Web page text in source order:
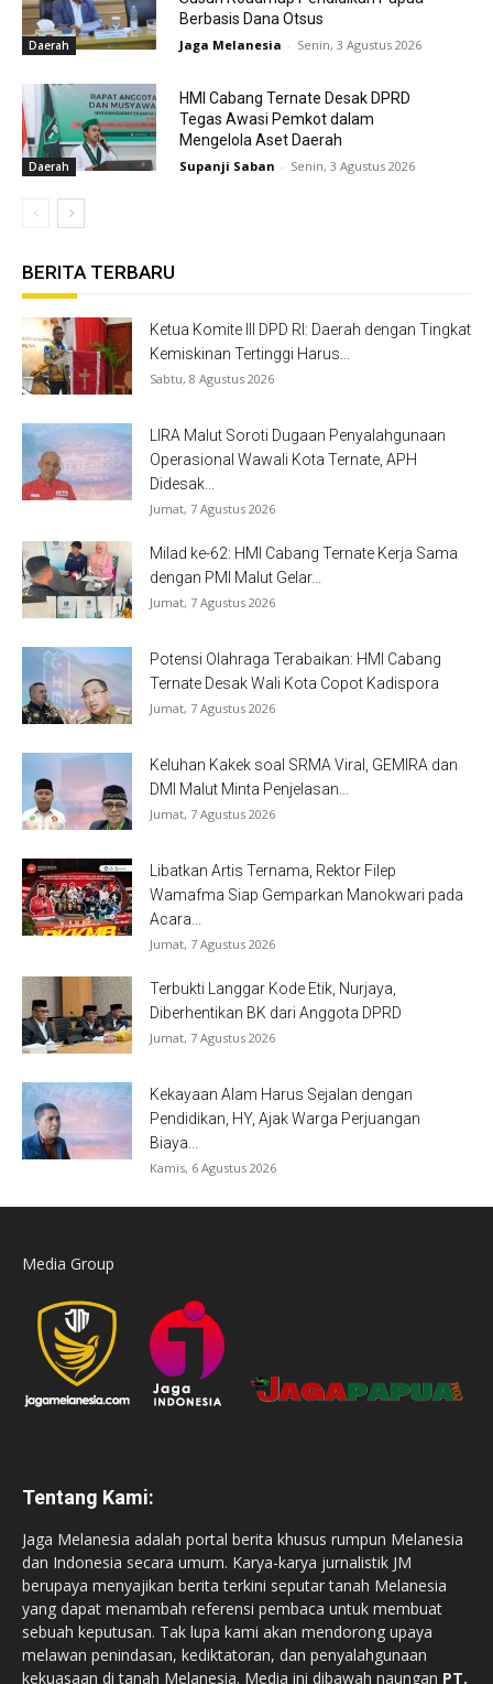
Daerah
Berbasis Dana Otsus
Jaga Melanesia - Senin, 3 Agustus 2026
Daerah
HMI Cabang Ternate Desak DPRD
Tegas Awasi Pemkot dalam
Mengelola Aset Daerah
Supanji Saban - Senin, 3 Agustus 2026
BERITA TERBARU
Ketua Komite III DPD RI: Daerah dengan Tingkat
Kemiskinan Tertinggi Harus...
Sabtu, 8 Agustus 2026
LIRA Malut Soroti Dugaan Penyalahgunaan
Operasional Wawali Kota Ternate, APH
Didesak...
Jumat, 7 Agustus 2026
Milad ke-62: HMI Cabang Ternate Kerja Sama
dengan PMI Malut Gelar...
Jumat, 7 Agustus 2026
Potensi Olahraga Terabaikan: HMI Cabang
Ternate Desak Wali Kota Copot Kadispora
Jumat, 7 Agustus 2026
Keluhan Kakek soal SRMA Viral, GEMIRA dan
DMI Malut Minta Penjelasan...
Jumat, 7 Agustus 2026
Libatkan Artis Ternama, Rektor Filep
Wamafma Siap Gemparkan Manokwari pada
Acara...
Jumat, 7 Agustus 2026
Terbukti Langgar Kode Etik, Nurjaya,
Diberhentikan BK dari Anggota DPRD
Jumat, 7 Agustus 2026
Kekayaan Alam Harus Sejalan dengan
Pendidikan, HY, Ajak Warga Perjuangan
Biaya...
Kamis, 6 Agustus 2026
Media Group
Tentang Kami:
Jaga Melanesia adalah portal berita khusus rumpun Melanesia
dan Indonesia secara umum. Karya-karya jurnalistik JM
berupaya menyajikan berita terkini seputar tanah Melanesia
yang dapat menambah referensi pembaca untuk membuat
sebuah keputusan. Tak lupa kami akan mendorong upaya
melawan penindasan, kediktatoran, dan penyalahgunaan
kekuasaan di tanah Melanesia. Media ini dibawah naungan PT.